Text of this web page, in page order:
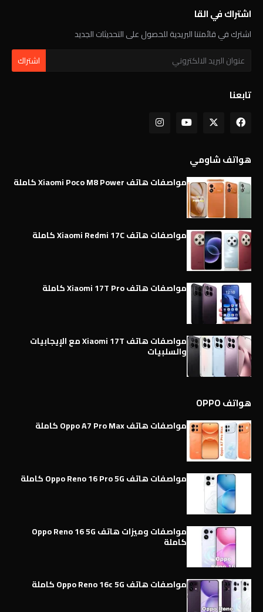
اشتراك في القا
اشترك في قائمتنا البريدية للحصول على التحديثات الجديد
تابعنا
هواتف شاومي
مواصفات هاتف Xiaomi Poco M8 Power كاملة
مواصفات هاتف Xiaomi Redmi 17C كاملة
مواصفات هاتف Xiaomi 17T Pro كاملة
مواصفات هاتف Xiaomi 17T مع الإيجابيات
والسلبيات
هواتف OPPO
مواصفات هاتف Oppo A7 Pro Max كاملة
مواصفات هاتف Oppo Reno 16 Pro 5G كاملة
مواصفات وميزات هاتف Oppo Reno 16 5G
كاملة
مواصفات هاتف Oppo Reno 16c 5G كاملة